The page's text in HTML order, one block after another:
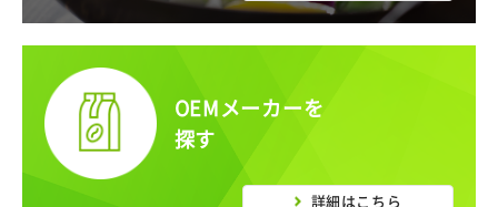
OEMメーカーを
探す
詳細はこちら